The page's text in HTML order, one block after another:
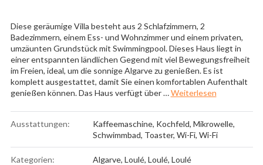
Diese geräumige Villa besteht aus 2 Schlafzimmern, 2
Badezimmern, einem Ess- und Wohnzimmer und einem privaten,
umzäunten Grundstück mit Swimmingpool. Dieses Haus liegt in
einer entspannten ländlichen Gegend mit viel Bewegungsfreiheit
im Freien, ideal, um die sonnige Algarve zu genießen. Es ist
komplett ausgestattet, damit Sie einen komfortablen Aufenthalt
genießen können. Das Haus verfügt über …Weiterlesen„Villa Angel“
Ausstattungen: Kaffeemaschine, Kochfeld, Mikrowelle,
Schwimmbad, Toaster, Wi-Fi, Wi-Fi
Kategorien: Algarve, Loulé, Loulé, Loulé